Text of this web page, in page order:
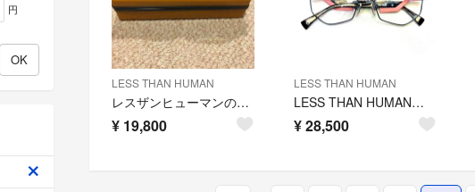
LESS THAN HUMAN
レスザンヒューマンのメガネ！
¥ 19,800
LESS THAN HUMAN
LESS THAN HUMAN レスザンヒューマン メガネ マジンガーZ
¥28,500
円